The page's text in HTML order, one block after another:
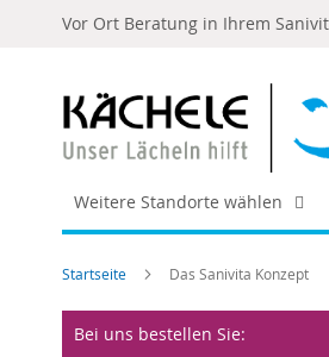
Vor Ort Beratung in Ihrem
Weitere Standorte wählen
Startseite Das Sanivita Konzept
Bei uns bestellen Sie: